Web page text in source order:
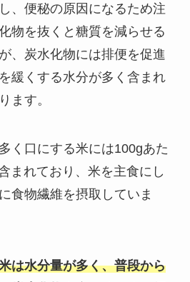
、便秘の原因になるため注
物を抜くと糖質を減らせる
、炭水化物には排便を促進
緩くする水分が多く含まれ
ます。
く口にする米には100gあた
まれており、米を主食にし
食物繊維を摂取していま
は水分量が多く、普段から